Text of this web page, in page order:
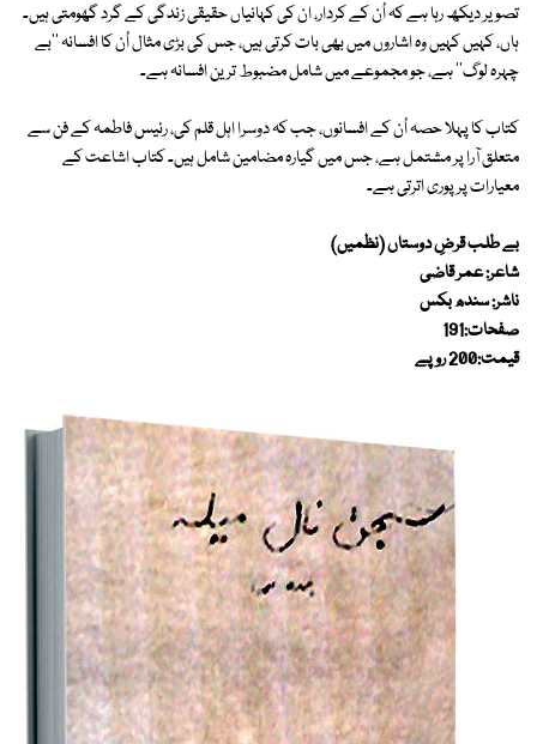
تصویر دیکھ رہا ہے کہ اُن کے کردار، ان کی کہانیاں حقیقی زندگی کے گرد گھومتی ہیں۔
ہاں، کہیں کہیں وہ اشاروں میں بھی بات کرتی ہیں، جس کی بڑی مثال اُن کا افسانہ ''بے
چہرہ لوگ'' ہے، جو مجموعے میں شامل مضبوط ترین افسانہ ہے۔
کتاب کا پہلا حصہ اُن کے افسانوں، جب کہ دوسرا اہل قلم کی، رئیس فاطمہ کے فن سے
متعلق آرا پر مشتمل ہے، جس میں گیارہ مضامین شامل ہیں۔ کتاب اشاعت کے
معیارات پر پوری اترتی ہے۔
بے طلب قرضِ دوستاں (نظمیں)
شاعر: عمر قاضی
ناشر: سندھ بکس
صفحات:191
قیمت:200 روپے